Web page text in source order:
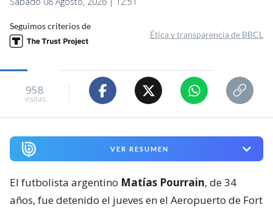
Seguimos criterios de
Ética y transparencia de BBCL
958
visitas
VER RESUMEN
El futbolista argentino Matías Pourrain, de 34
años, fue detenido el jueves en el Aeropuerto de Fort